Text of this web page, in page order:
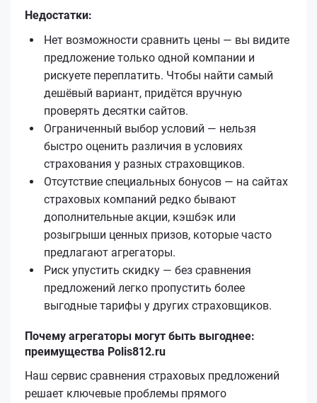
Недостатки:
Нет возможности сравнить цены — вы видите
предложение только одной компании и
рискуете переплатить. Чтобы найти самый
дешёвый вариант, придётся вручную
проверять десятки сайтов.
Ограниченный выбор условий — нельзя
быстро оценить различия в условиях
страхования у разных страховщиков.
Отсутствие специальных бонусов — на сайтах
страховых компаний редко бывают
дополнительные акции, кэшбэк или
розыгрыши ценных призов, которые часто
предлагают агрегаторы.
Риск упустить скидку — без сравнения
предложений легко пропустить более
выгодные тарифы у других страховщиков.
Почему агрегаторы могут быть выгоднее:
преимущества Polis812.ru
Наш сервис сравнения страховых предложений
решает ключевые проблемы прямого